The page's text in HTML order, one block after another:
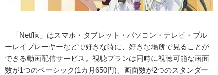
「Netflix」はスマホ・タブレット・パソコン・テレビ・ブル
ーレイプレーヤーなどで好きな時に、好きな場所で見ることが
できる動画配信サービス。視聴プランは同時に視聴可能な画面
数が1つのベーシック(1カ月650円)、画面数が2つのスタンダー